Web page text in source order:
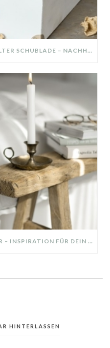
DIY-DEKO-TABLETT AUS ALTER SCHUBLADE – NACHHALTIGE HERBSTDEKO SELBER MACHEN!
SCHLAFZIMMER MAKEOVER – INSPIRATION FÜR DEIN SCHLAFZIMMER: AUS ALT MACH NEU – HELL, GEMÜTLICH UND EINLADEND
HINTERLASSEN